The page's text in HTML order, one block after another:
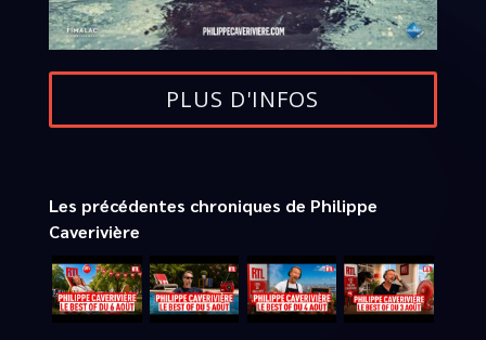
PLUS D'INFOS
Les précédentes chroniques de Philippe
Caverivière